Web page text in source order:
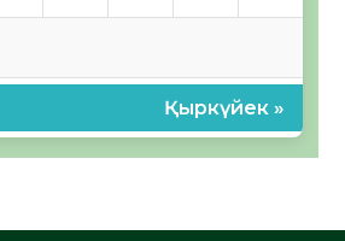
Қыркүйек »